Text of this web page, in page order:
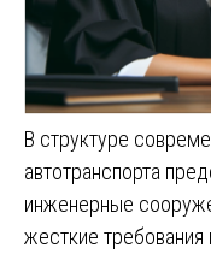
В структуре
автотранспорта
инженерные
жесткие требования